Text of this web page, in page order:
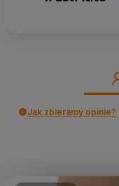
Jak zbieramy opinie?